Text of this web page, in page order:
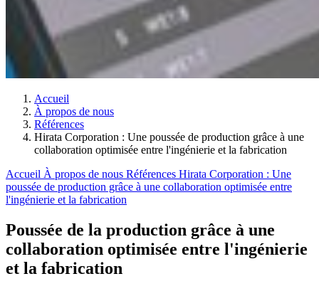
Accueil
À propos de nous
Références
Hirata Corporation : Une poussée de production grâce à une
collaboration optimisée entre l'ingénierie et la fabrication
Accueil À propos de nous Références Hirata Corporation : Une
poussée de production grâce à une collaboration optimisée entre
l'ingénierie et la fabrication
Poussée de la production grâce à une
collaboration optimisée entre l'ingénierie
et la fabrication